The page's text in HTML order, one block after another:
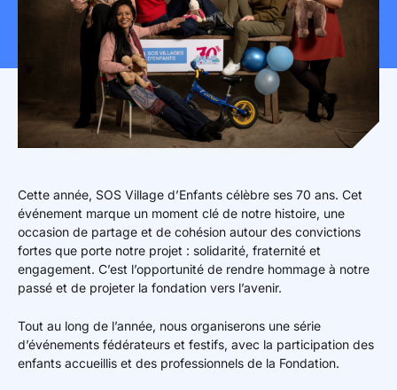
Cette année, SOS Village d’Enfants célèbre ses 70 ans. Cet
événement marque un moment clé de notre histoire, une
occasion de partage et de cohésion autour des convictions
fortes que porte notre projet : solidarité, fraternité et
engagement. C’est l’opportunité de rendre hommage à notre
passé et de projeter la fondation vers l’avenir.
Tout au long de l’année, nous organiserons une série
d’événements fédérateurs et festifs, avec la participation des
enfants accueillis et des professionnels de la Fondation.